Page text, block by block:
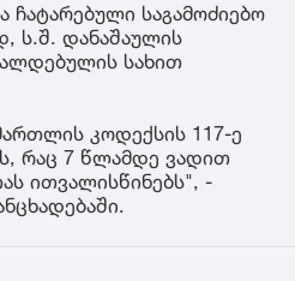
ჩატარებული საგამოძიებო
ს.შ. დანაშაულის
სახით
კოდექსის 117-ე
რაც 7 წლამდე ვადით
ითვალისწინებს", -